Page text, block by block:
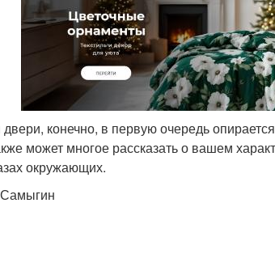
конечно, в первую очередь
может многое рассказать о вашем
окружающих.